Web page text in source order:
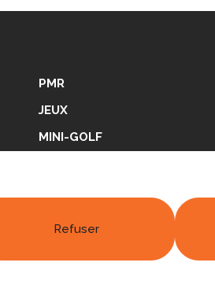
Refuser
PMR
JEUX
MINI-GOLF